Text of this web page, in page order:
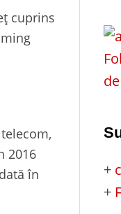
cuprins
2016
în
+
+